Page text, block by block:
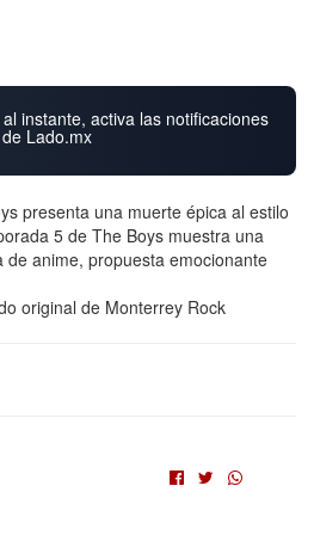
instante, activa las notificaciones
de Lado.mx
presenta una muerte épica al estilo
5 de The Boys muestra una
anime, propuesta emocionante
original de Monterrey Rock